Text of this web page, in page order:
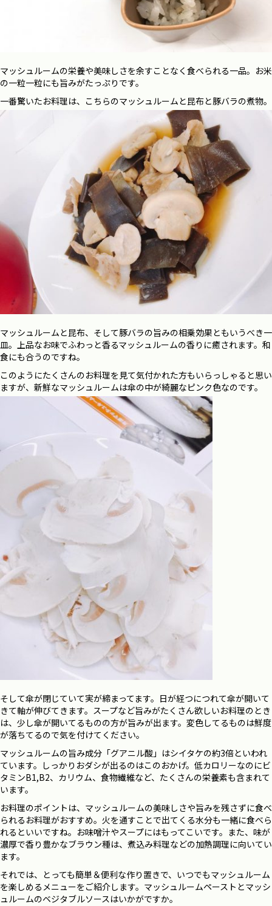
マッシュルームの栄養や美味しさを余すことなく食べられる一品。お米
の一粒一粒にも旨みがたっぷりです。
一番驚いたお料理は、こちらのマッシュルームと昆布と豚バラの煮物。
マッシュルームと昆布、そして豚バラの旨みの相乗効果ともいうべき一
皿。上品なお味でふわっと香るマッシュルームの香りに癒されます。和
食にも合うのですね。
このようにたくさんのお料理を見て気付かれた方もいらっしゃると思い
ますが、新鮮なマッシュルームは傘の中が綺麗なピンク色なのです。
そして傘が閉じていて実が締まってます。日が経つにつれて傘が開いて
きて軸が伸びてきます。スープなど旨みがたくさん欲しいお料理のとき
は、少し傘が開いてるものの方が旨みが出ます。変色してるものは鮮度
が落ちてるので気を付けてください。
マッシュルームの旨み成分「グアニル酸」はシイタケの約3倍といわれ
ています。しっかりおダシが出るのはこのおかげ。低カロリーなのにビ
タミンB1,B2、カリウム、食物繊維など、たくさんの栄養素も含まれて
います。
お料理のポイントは、マッシュルームの美味しさや旨みを残さずに食べ
られるお料理がおすすめ。火を通すことで出てくる水分も一緒に食べら
れるといいですね。お味噌汁やスープにはもってこいです。また、味が
濃厚で香り豊かなブラウン種は、煮込み料理などの加熱調理に向いてい
ます。
それでは、とっても簡単＆便利な作り置きで、いつでもマッシュルーム
を楽しめるメニューをご紹介します。マッシュルームペーストとマッシ
ュルームのベジタブルソースはいかがですか。